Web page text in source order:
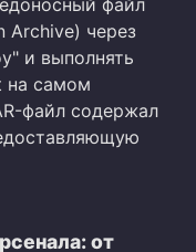
Archive) через
и выполнять
на самом
файл содержал
от